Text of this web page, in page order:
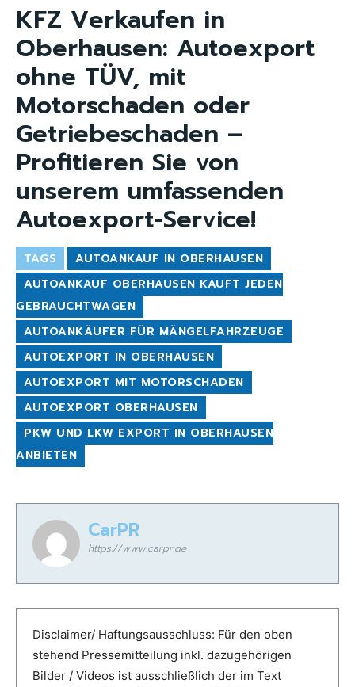
KFZ Verkaufen in
Oberhausen: Autoexport
ohne TÜV, mit
Motorschaden oder
Getriebeschaden –
Profitieren Sie von
unserem umfassenden
Autoexport-Service!
TAGS
AUTOANKAUF IN OBERHAUSEN
AUTOANKAUF OBERHAUSEN KAUFT JEDEN
GEBRAUCHTWAGEN
AUTOANKÄUFER FÜR MÄNGELFAHRZEUGE
AUTOEXPORT IN OBERHAUSEN
AUTOEXPORT MIT MOTORSCHADEN
AUTOEXPORT OBERHAUSEN
PKW UND LKW EXPORT IN OBERHAUSEN
ANBIETEN
CarPR
https://www.carpr.de
Disclaimer/ Haftungsausschluss: Für den oben
stehend Pressemitteilung inkl. dazugehörigen
Bilder / Videos ist ausschließlich der im Text